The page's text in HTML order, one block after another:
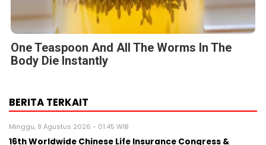
One Teaspoon And All The Worms In The
Body Die Instantly
BERITA TERKAIT
Minggu, 9 Agustus 2026 - 01:45 WIB
16th Worldwide Chinese Life Insurance Congress &